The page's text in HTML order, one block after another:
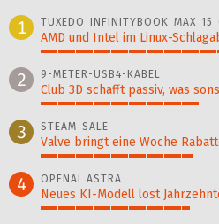
1
TUXEDO INFINITYBOOK MAX 15
AMD und Intel im Linux-
2 9-METER-USB4-KABEL
Club 3D schafft passiv, was
3 STEAM SALE
Valve bringt eine Woche
4 OPENAI ASTRA
Neues KI-Modell löst